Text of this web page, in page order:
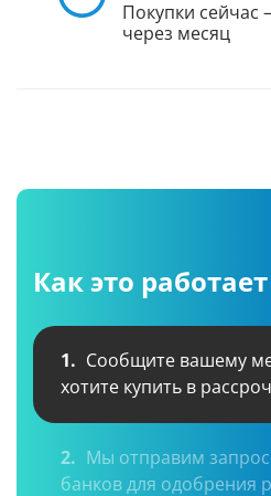
Покупки
через месяц
Как это работает
1. Сообщите вашему
хотите купить в
2. Мы отправим запрос
банков для одобрения